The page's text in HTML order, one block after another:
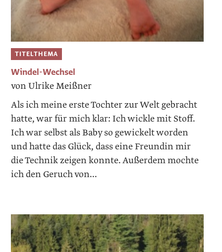
TITELTHEMA
Windel-Wechsel
von Ulrike Meißner
Als ich meine erste Tochter zur Welt gebracht
hatte, war für mich klar: Ich wickle mit Stoff.
Ich war selbst als Baby so gewickelt worden
und hatte das Glück, dass eine Freundin mir
die Technik zeigen konnte. Außerdem mochte
ich den Geruch von...